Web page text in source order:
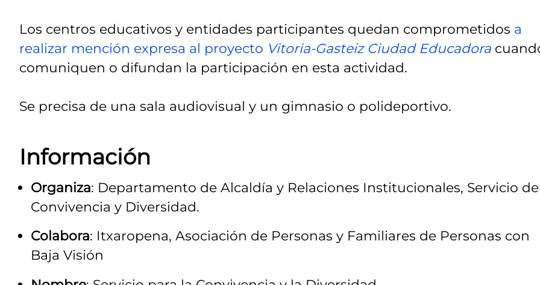
Los centros educativos y entidades participantes quedan comprometidos a
realizar mención expresa al proyecto Vitoria-Gasteiz Ciudad Educadora
comuniquen o difundan la participación en esta actividad.
Se precisa de una sala audiovisual y un gimnasio o polideportivo.
Información
Organiza: Departamento de Alcaldía y Relaciones Institucionales, Servicio de
Convivencia y Diversidad.
Colabora: Itxaropena, Asociación de Personas y Familiares de Personas con
Baja Visión